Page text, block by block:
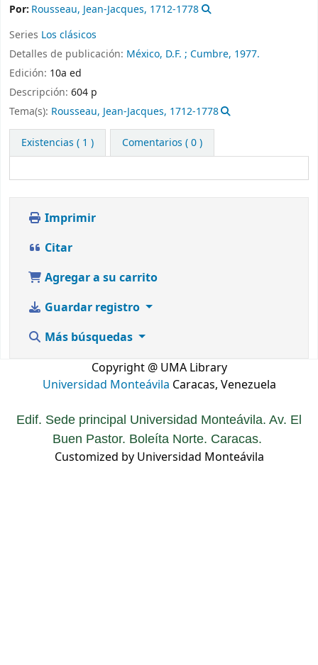
Por: Rousseau, Jean-Jacques, 1712-1778
Series Los clásicos
Detalles de publicación: México, D.F. ; Cumbre, 1977.
Edición: 10a ed
Descripción: 604 p
Tema(s): Rousseau, Jean-Jacques, 1712-1778
Existencias ( 1 ) Comentarios ( 0 )
Imprimir
Citar
Agregar a su carrito
Guardar registro
Más búsquedas
Copyright @ UMA Library
Universidad Monteávila Caracas, Venezuela
Edif. Sede principal Universidad Monteávila. Av. El
Buen Pastor. Boleíta Norte. Caracas.
Customized by Universidad Monteávila